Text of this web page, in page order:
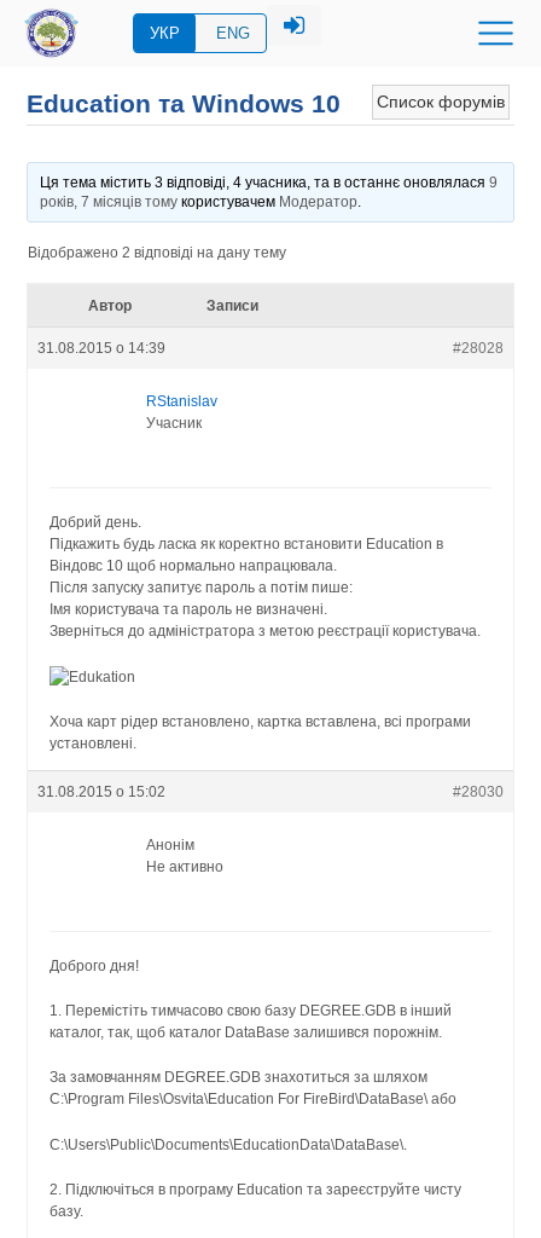
УКР ENG
Список форумів
Education та Windows 10
Ця тема містить 3 відповіді, 4 учасника, та в останнє оновлялася 9
років, 7 місяців томукористувачем Модератор.
Відображено 2 відповіді на дану тему
Автор Записи
31.08.2015 о 14:39 #28028
RStanislav
Учасник
Добрий день.
Підкажить будь ласка як коректно встановити Education в
Віндовс 10 щоб нормально напрацювала.
Після запуску запитує пароль а потім пише:
Імя користувача та пароль не визначені.
Зверніться до адміністратора з метою реєстрації користувача.
Хоча карт рідер встановлено, картка вставлена, всі програми
установлені.
31.08.2015 о 15:02 #28030
Анонім
Не активно
Доброго дня!
1. Перемістіть тимчасово свою базу DEGREE.GDB в інший
каталог, так, щоб каталог DataBase залишився порожнім.
За замовчанням DEGREE.GDB знахотиться за шляхом
C:\Program Files\Osvita\Education For FireBird\DataBase\ або
C:\Users\Public\Documents\EducationData\DataBase\.
2. Підключіться в програму Education та зареєструйте чисту
базу.